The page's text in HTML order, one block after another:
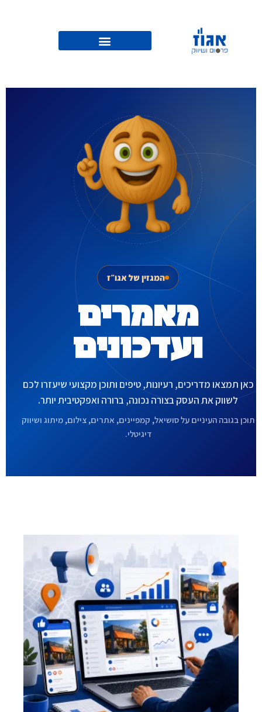
המגזין של אגו״ז
מאמרים
ועדכונים
כאן תמצאו מדריכים, רעיונות, טיפים ותוכן מקצועי שיעזרו לכם
לשווק את העסק בצורה נכונה, ברורה ואפקטיבית יותר.
תוכן בגובה העיניים על סושיאל, קמפיינים, אתרים, צילום, מיתוג ושיווק
דיגיטלי.